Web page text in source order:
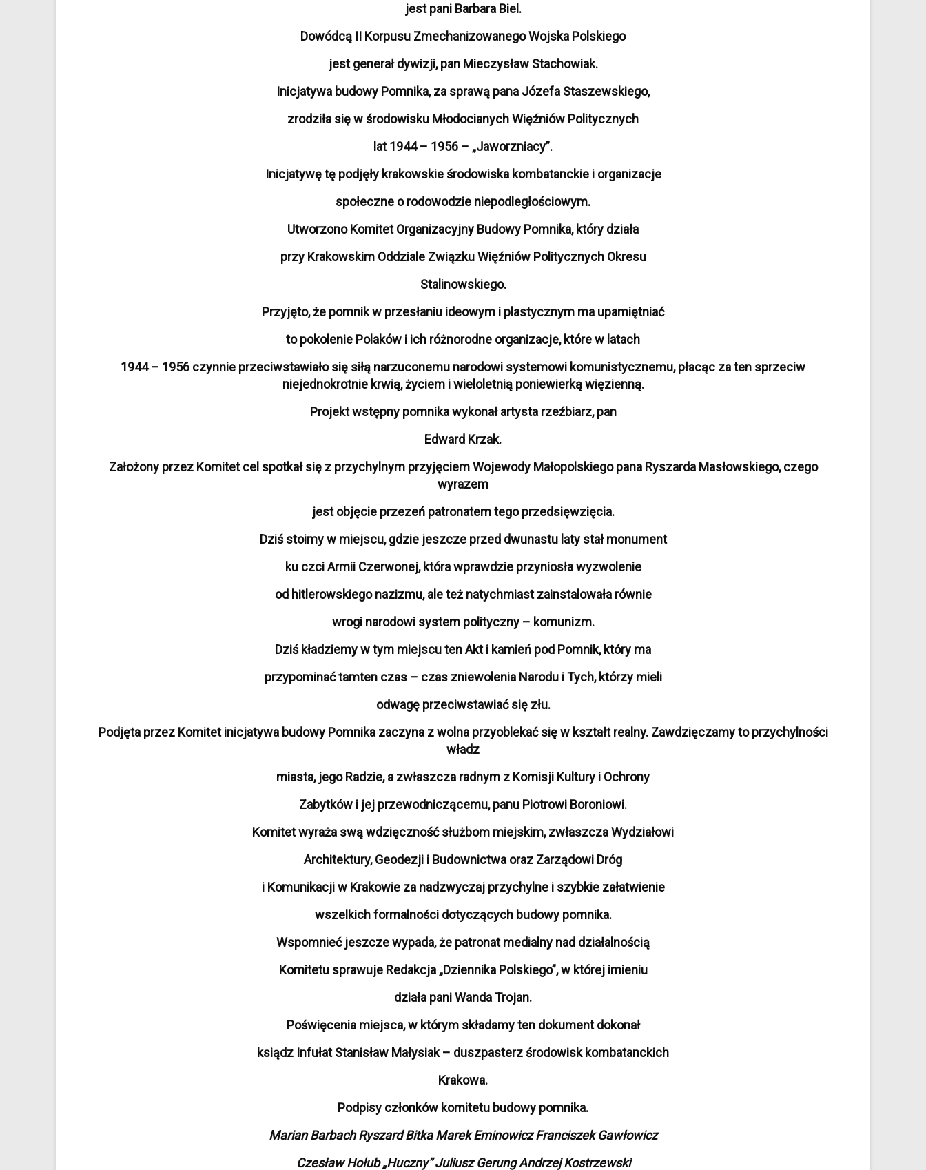
jest pani Barbara Biel.
Dowódcą II Korpusu Zmechanizowanego Wojska Polskiego
jest generał dywizji, pan Mieczysław Stachowiak.
Inicjatywa budowy Pomnika, za sprawą pana Józefa Staszewskiego,
zrodziła się w środowisku Młodocianych Więźniów Politycznych
lat 1944 – 1956 – „Jaworzniacy”.
Inicjatywę tę podjęły krakowskie środowiska kombatanckie i organizacje
społeczne o rodowodzie niepodległościowym.
Utworzono Komitet Organizacyjny Budowy Pomnika, który działa
przy Krakowskim Oddziale Związku Więźniów Politycznych Okresu
Stalinowskiego.
Przyjęto, że pomnik w przesłaniu ideowym i plastycznym ma upamiętniać
to pokolenie Polaków i ich różnorodne organizacje, które w latach
1944 – 1956 czynnie przeciwstawiało się siłą narzuconemu narodowi systemowi komunistycznemu, płacąc za ten sprzeciw
niejednokrotnie krwią, życiem i wieloletnią poniewierką więzienną.
Projekt wstępny pomnika wykonał artysta rzeźbiarz, pan
Edward Krzak.
Założony przez Komitet cel spotkał się z przychylnym przyjęciem Wojewody Małopolskiego pana Ryszarda Masłowskiego, czego
wyrazem
jest objęcie przezeń patronatem tego przedsięwzięcia.
Dziś stoimy w miejscu, gdzie jeszcze przed dwunastu laty stał monument
ku czci Armii Czerwonej, która wprawdzie przyniosła wyzwolenie
od hitlerowskiego nazizmu, ale też natychmiast zainstalowała równie
wrogi narodowi system polityczny – komunizm.
Dziś kładziemy w tym miejscu ten Akt i kamień pod Pomnik, który ma
przypominać tamten czas – czas zniewolenia Narodu i Tych, którzy mieli
odwagę przeciwstawiać się złu.
Podjęta przez Komitet inicjatywa budowy Pomnika zaczyna z wolna przyoblekać się w kształt realny. Zawdzięczamy to przychylności
władz
miasta, jego Radzie, a zwłaszcza radnym z Komisji Kultury i Ochrony
Zabytków i jej przewodniczącemu, panu Piotrowi Boroniowi.
Komitet wyraża swą wdzięczność służbom miejskim, zwłaszcza Wydziałowi
Architektury, Geodezji i Budownictwa oraz Zarządowi Dróg
i Komunikacji w Krakowie za nadzwyczaj przychylne i szybkie załatwienie
wszelkich formalności dotyczących budowy pomnika.
Wspomnieć jeszcze wypada, że patronat medialny nad działalnością
Komitetu sprawuje Redakcja „Dziennika Polskiego”, w której imieniu
działa pani Wanda Trojan.
Poświęcenia miejsca, w którym składamy ten dokument dokonał
ksiądz Infułat Stanisław Małysiak – duszpasterz środowisk kombatanckich
Krakowa.
Podpisy członków komitetu budowy pomnika.
Marian Barbach Ryszard Bitka Marek Eminowicz Franciszek Gawłowicz
Czesław Hołub „Huczny” Juliusz Gerung Andrzej Kostrzewski